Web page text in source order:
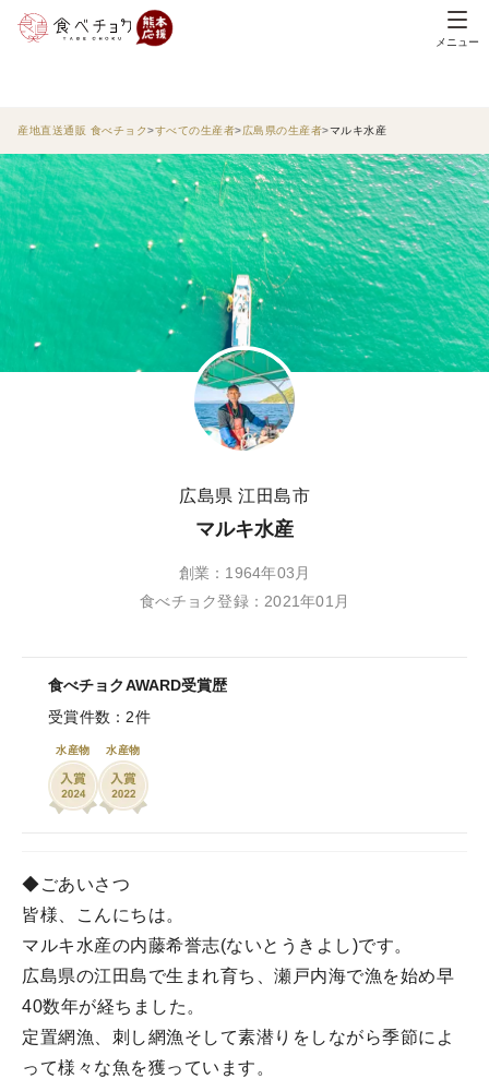
メニュー
産地直送通販 食べチョク すべての生産者 広島県の生産者 マルキ水産
広島県 江田島市
マルキ水産
創業：1964年03月
食べチョク登録：2021年01月
食べチョクAWARD受賞歴
受賞件数：2件
水産物 水産物
◆ごあいさつ
皆様、こんにちは。
マルキ水産の内藤希誉志(ないとうきよし)です。
広島県の江田島で生まれ育ち、瀬戸内海で漁を始め早
40数年が経ちました。
定置網漁、刺し網漁そして素潜りをしながら季節によ
って様々な魚を獲っています。